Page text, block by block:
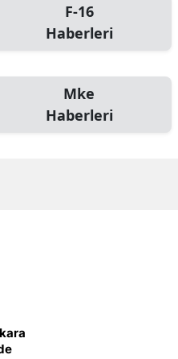
F-16
Haberleri
Mke
Haberleri